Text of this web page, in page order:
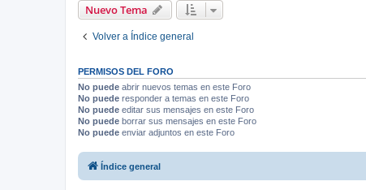
Nuevo Tema
Volver a Índice general
PERMISOS DEL FORO
No puede abrir nuevos temas en este Foro
No puede responder a temas en este Foro
No puede editar sus mensajes en este Foro
No puede borrar sus mensajes en este Foro
No puede enviar adjuntos en este Foro
Índice general